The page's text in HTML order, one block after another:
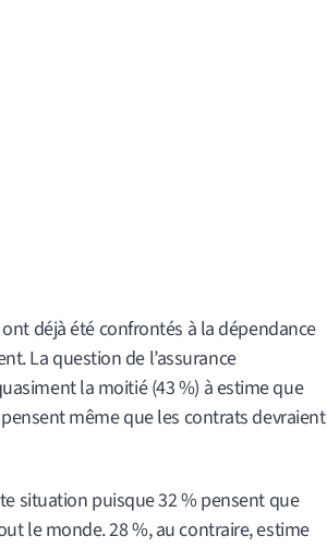
ont déjà été confrontés à la dépendance
La question de l’assurance
la moitié (43 %) à estime que
même que les contrats devraient
situation puisque 32 % pensent que
le monde. 28 %, au contraire, estime